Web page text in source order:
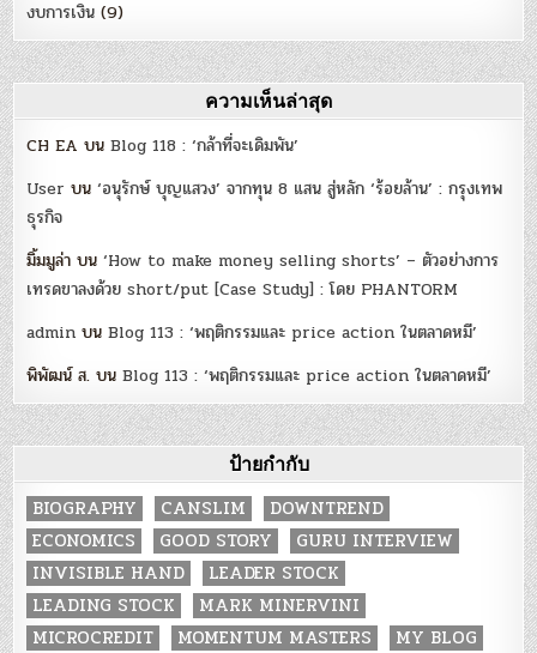
งบการเงิน (9)
ความเห็นล่าสุด
CH EA บนBlog 118 : ‘กล้าที่จะเดิมพัน’
User บน‘อนุรักษ์ บุญแสวง’ จากทุน 8 แสน สู่หลัก ‘ร้อยล้าน’ : กรุงเทพ
ธุรกิจ
มิ้มมูล่า บน‘How to make money selling shorts’ – ตัวอย่างการ
เทรดขาลงด้วย short/put [Case Study] : โดย PHANTORM
admin บนBlog 113 : ‘พฤติกรรมและ price action ในตลาดหมี’
พิพัฒน์ ส. บนBlog 113 : ‘พฤติกรรมและ price action ในตลาดหมี’
ป้ายกำกับ
BIOGRAPHY CANSLIM
DOWNTREND
ECONOMICS
GOOD STORY
GURU INTERVIEW
INVISIBLE HAND
LEADER STOCK
LEADING STOCK
MARK MINERVINI
MICROCREDIT
MOMENTUM MASTERS
MY BLOG